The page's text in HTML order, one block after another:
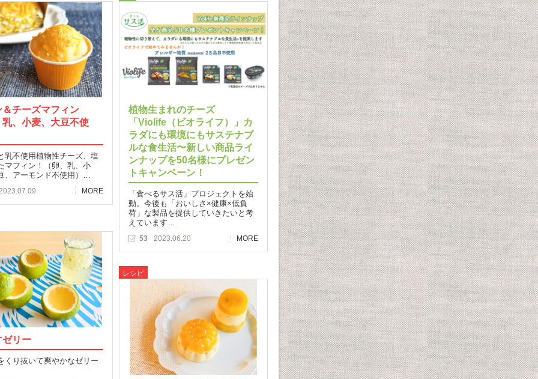
＆チーズマフィン
乳、小麦、大豆不使
乳不使用植物性チーズ、塩
マフィン！（卵、乳、小
、アーモンド不使用）…
MORE
植物生まれのチーズ
「Violife（ビオライフ）」カ
ラダにも環境にもサステナブ
ルな食生活〜新しい商品ライ
ンナップを50名様にプレゼン
トキャンペーン！
「食べるサス活」プロジェクトを始
動。今後も「おいしさ×健康×低負
荷」な製品を提供していきたいと考
えています…
53 2023.06.20 MORE
ゼリー
くり抜いて爽やかなゼリー
レシピ